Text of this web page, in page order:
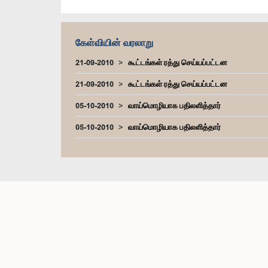
கேள்வியின் வரலாறு
21-09-2010
கூட்டங்கள் ரத்து செய்யப்பட்டன
21-09-2010
கூட்டங்கள் ரத்து செய்யப்பட்டன
05-10-2010
வாய்மொழியாக பதிலளித்தார்
05-10-2010
வாய்மொழியாக பதிலளித்தார்